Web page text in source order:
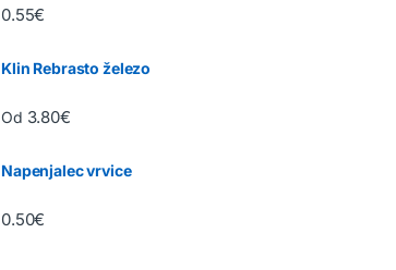
0.55€
Klin Rebrasto železo
Od 3.80€
Napenjalec vrvice
0.50€